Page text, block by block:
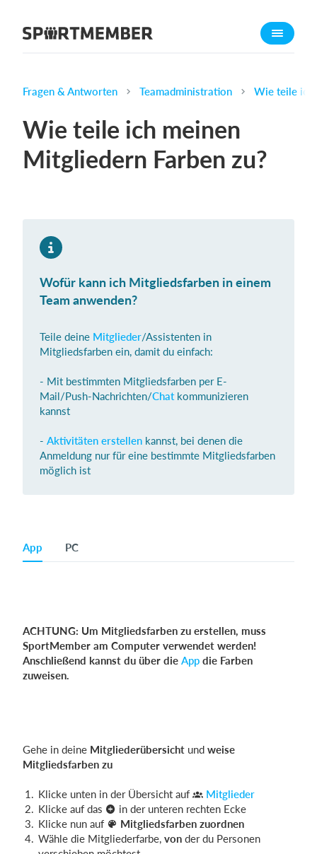
Über SportMember
Funktionen
Trainingsplan
Was kostet es?
Fragen & Antworten Teamadministration Wie teile ich
Wie teile ich meinen
Mitgliedern Farben zu?
Wofür kann ich Mitgliedsfarben in einem
Team anwenden?
Teile deine Mitglieder/Assistenten in
Mitgliedsfarben ein, damit du einfach:
- Mit bestimmten Mitgliedsfarben per E-
Mail/Push-Nachrichten/Chatkommunizieren
kannst
- Aktivitäten erstellen kannst, bei denen die
Anmeldung nur für eine bestimmte Mitgliedsfarben
möglich ist
App PC
ACHTUNG: Um Mitgliedsfarben zu erstellen, muss
SportMember am Computer verwendet werden!
Anschließend kannst du über die App die Farben
zuweisen.
Gehe in deine Mitgliederübersicht und weise
Mitgliedsfarben zu
Klicke unten in der Übersicht auf
Mitglieder
Klicke auf das
in der unteren rechten Ecke
Klicke nun auf
Mitgliedsfarben zuordnen
Wähle die Mitgliederfarbe, von der du Personen